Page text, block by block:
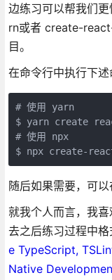
边练习可以帮我们
rn或者 create-
目。
在命令行中执行下述
# 使用 yarn
$ yarn create
# 使用 npx
$ npx create-
随后如果需要，可
就我个人而言，我
去之后练习过程中
e TypeScript,
Native